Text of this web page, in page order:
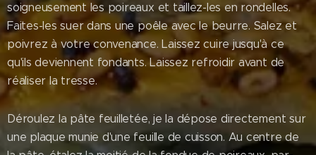
soigneusement les poireaux et taillez-les en rondelles.
Faites-les suer dans une poêle avec le beurre. Salez et
poivrez à votre convenance. Laissez cuire jusqu'à ce
qu'ils deviennent fondants. Laissez refroidir avant de
réaliser la tresse.
Déroulez la pâte feuilletée, je la dépose directement sur
une plaque munie d'une feuille de cuisson. Au centre de